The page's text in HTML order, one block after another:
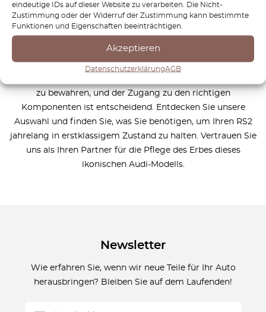
eindeutige IDs auf dieser Website zu verarbeiten. Die Nicht-
Zustimmung oder der Widerruf der Zustimmung kann bestimmte
Funktionen und Eigenschaften beeinträchtigen.
Akzeptieren
DatenschutzerklärungAGB
Ingenieurskunst zu schätzen wissen. Bei OctoClassic
verstehen wir die Leidenschaft, die Audi RS2-Besitzer
antreibt. Wir sind bestrebt, hochwertige Teile und Zubehör
anzubieten, um Ihnen zu helfen, dieses außergewöhnliche
Auto zu pflegen und zu restaurieren. Ein Klassiker wie der
zu bewahren, und der Zugang zu den richtigen
Komponenten ist entscheidend. Entdecken Sie unsere
Auswahl und finden Sie, was Sie benötigen, um Ihren RS2
jahrelang in erstklassigem Zustand zu halten. Vertrauen Sie
uns als Ihren Partner für die Pflege des Erbes dieses
ikonischen Audi-Modells.
Newsletter
Wie erfahren Sie, wenn wir neue Teile für Ihr Auto
herausbringen? Bleiben Sie auf dem Laufenden!